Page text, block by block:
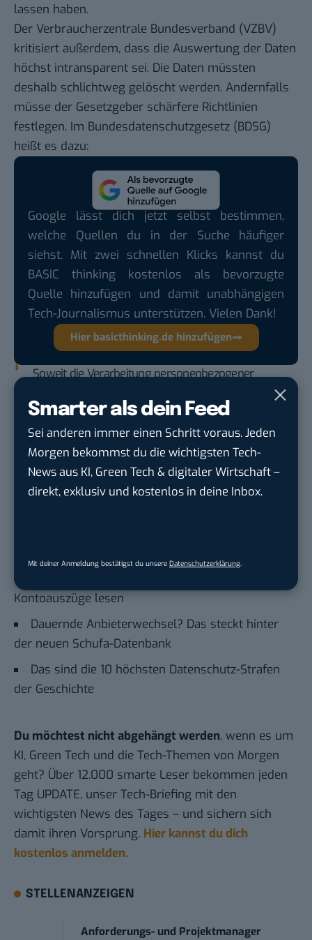
Smarter als dein Feed
Sei anderen immer einen Schritt voraus. Jeden
Morgen bekommst du die wichtigsten Tech-
News aus KI, Green Tech & digitaler Wirtschaft –
direkt, exklusiv und kostenlos in deine Inbox.
Mit deiner Anmeldung bestätigst du unsere Datenschutzerklärung
lassen haben.
Der Verbraucherzentrale Bundesverband (VZBV)
kritisiert außerdem, dass die Auswertung der Daten
höchst intransparent sei. Die Daten müssten
deshalb schlichtweg gelöscht werden. Andernfalls
müsse der Gesetzgeber schärfere Richtlinien
festlegen. Im Bundesdatenschutzgesetz (BDSG)
heißt es dazu:
Google lässt dich jetzt selbst bestimmen,
welche Quellen du in der Suche häufiger
siehst. Mit zwei schnellen Klicks kannst du
BASIC thinking kostenlos als bevorzugte
Quelle hinzufügen und damit unabhängigen
Tech-Journalismus unterstützen. Vielen Dank!
Hier basicthinking.de hinzufügen
Soweit die Verarbeitung personenbezogener
Grundlage einer Einwilligung erfolgen kann,
muss der Verantwortliche die Einwilligung der
betroffenen Person nachweisen können. (…) Die
Einwilligung ist nur wirksam, wenn sie auf der
freien Entscheidung der betroffenen Person
beruht.
Kontoauszüge lesen
Dauernde Anbieterwechsel? Das steckt hinter
der neuen Schufa-Datenbank
Das sind die 10 höchsten Datenschutz-Strafen
der Geschichte
Du möchtest nicht abgehängt werden, wenn es um
KI, Green Tech und die Tech-Themen von Morgen
geht? Über 12.000 smarte Leser bekommen jeden
Tag UPDATE, unser Tech-Briefing mit den
wichtigsten News des Tages – und sichern sich
damit ihren Vorsprung. Hier kannst du dich
kostenlos anmelden.
STELLENANZEIGEN
Anforderungs- und Projektmanager